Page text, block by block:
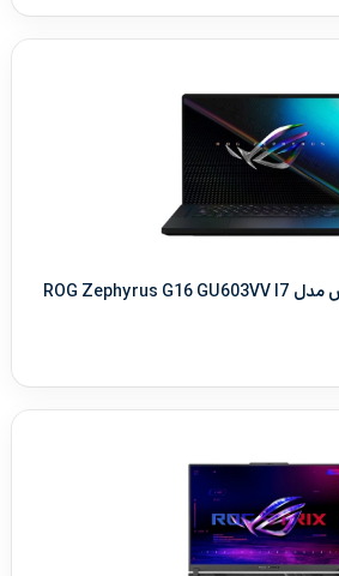
لپ تاپ 16 اینچی ایسوس مدل ROG Zephyrus G16 GU603VV I7